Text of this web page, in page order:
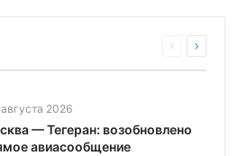
2026
— Тегеран: возобновлено
авиасообщение